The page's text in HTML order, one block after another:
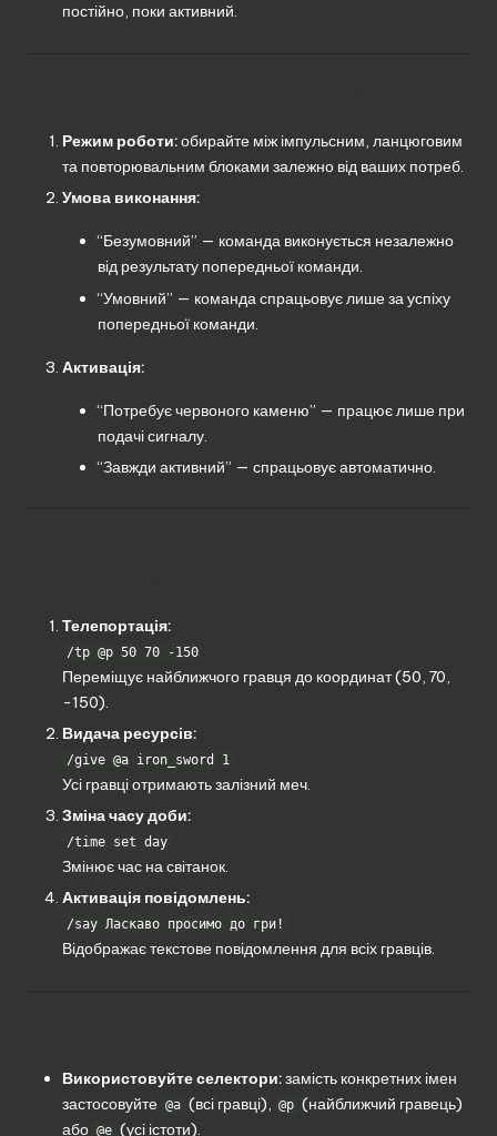
постійно, поки активний.
Режим роботи:обирайте між імпульсним, ланцюговим
та повторювальним блоками залежно від ваших потреб.
Умова виконання:
“Безумовний” — команда виконується незалежно
від результату попередньої команди.
“Умовний” — команда спрацьовує лише за успіху
попередньої команди.
Активація:
“Потребує червоного каменю” — працює лише при
подачі сигналу.
“Завжди активний” — спрацьовує автоматично.
Телепортація:
/tp @p 50 70 -150
Переміщує найближчого гравця до координат (50, 70,
-150).
Видача ресурсів:
/give @a iron_sword 1
Усі гравці отримають залізний меч.
Зміна часу доби:
/time set day
Змінює час на світанок.
Активація повідомлень:
/say Ласкаво просимо до гри!
Відображає текстове повідомлення для всіх гравців.
Використовуйте селектори:замість конкретних імен
застосовуйте @a (всі гравці), @p (найближчий гравець)
або @e (усі істоти).